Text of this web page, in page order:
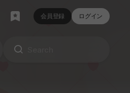
会員登録 ログイン